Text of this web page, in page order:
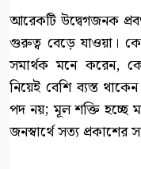
আরেকটি উদ্বেগজনক
গুরুত্ব বেড়ে যাওয়া।
সমার্থক মনে করেন,
নিয়েই বেশি ব্যস্ত
পদ নয়; মূল শক্তি হচ্ছে
জনস্বার্থে সত্য প্রকাশের